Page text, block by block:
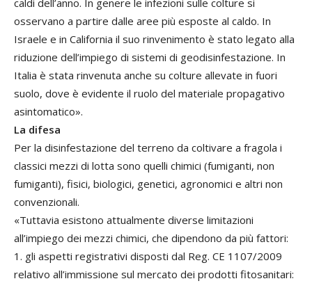
caldi dell’anno. In genere le infezioni sulle colture si
osservano a partire dalle aree più esposte al caldo. In
Israele e in California il suo rinvenimento è stato legato alla
riduzione dell’impiego di sistemi di geodisinfestazione. In
Italia è stata rinvenuta anche su colture allevate in fuori
suolo, dove è evidente il ruolo del materiale propagativo
asintomatico».
La difesa
Per la disinfestazione del terreno da coltivare a fragola i
classici mezzi di lotta sono quelli chimici (fumiganti, non
fumiganti), fisici, biologici, genetici, agronomici e altri non
convenzionali.
«Tuttavia esistono attualmente diverse limitazioni
all’impiego dei mezzi chimici, che dipendono da più fattori:
1. gli aspetti registrativi disposti dal Reg. CE 1107/2009
relativo all’immissione sul mercato dei prodotti fitosanitari: